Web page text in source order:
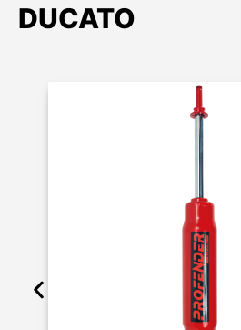
DUCATO